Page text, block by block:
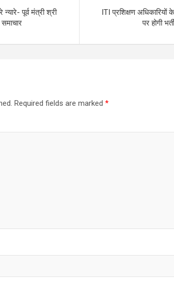
पूर्व मंत्री श्री
ITI प्रशिक्षण
पर होगी
Required fields are marked *